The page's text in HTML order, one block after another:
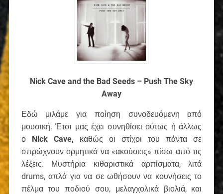
Nick Cave and the Bad Seeds – Push The Sky
Away
Εδώ μιλάμε για ποίηση συνοδευόμενη από
μουσική. Έτσι μας έχει συνηθίσει ούτως ή άλλως
ο Nick Cave, καθώς οι στίχοι του πάντα σε
σπρώχνουν ορμητικά να «ακούσεις» πίσω από τις
λέξεις. Μυστήρια κιθαριστικά αρπίσματα, λιτά
drums, απλά για να σε ωθήσουν να κουνήσεις το
πέλμα του ποδιού σου, μελαγχολικά βιολιά, και